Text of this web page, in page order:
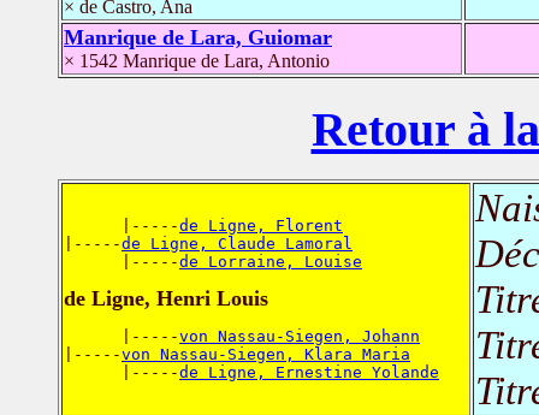
× de Castro, Ana
Manrique de Lara, Guiomar
× 1542 Manrique de Lara, Antonio
Retour à
      |-----
de Ligne, Florent
|-----de Ligne, Claude Lamoral
      |-----
de Lorraine, Louise
de Ligne, Henri Louis
      |-----
von Nassau-Siegen, Johann
|-----von Nassau-Siegen, Klara Maria
      |-----
de Ligne, Ernestine Yolande